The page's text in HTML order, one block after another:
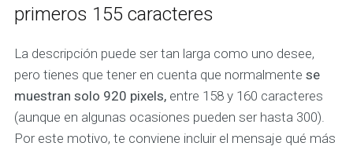
primeros 155 caracteres
La descripción puede ser tan larga como uno desee,
pero tienes que tener en cuenta que normalmente se
muestran solo 920 pixels, entre 158 y 160 caracteres
(aunque en algunas ocasiones pueden ser hasta 300).
Por este motivo, te conviene incluir el mensaje qué más